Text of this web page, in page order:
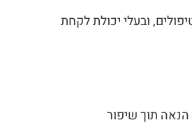
ובעלי יכולת לקחת
תוך שיפור